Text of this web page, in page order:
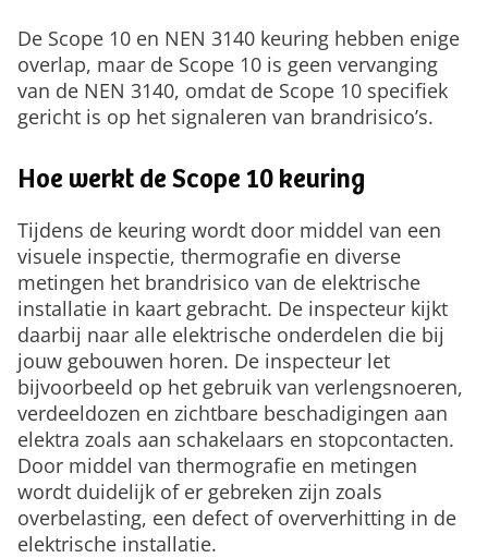
De Scope 10 en NEN 3140 keuring hebben enige
overlap, maar de Scope 10 is geen vervanging
van de NEN 3140, omdat de Scope 10 specifiek
gericht is op het signaleren van brandrisico’s.
Hoe werkt de Scope 10 keuring
Tijdens de keuring wordt door middel van een
visuele inspectie, thermografie en diverse
metingen het brandrisico van de elektrische
installatie in kaart gebracht. De inspecteur kijkt
daarbij naar alle elektrische onderdelen die bij
jouw gebouwen horen. De inspecteur let
bijvoorbeeld op het gebruik van verlengsnoeren,
verdeeldozen en zichtbare beschadigingen aan
elektra zoals aan schakelaars en stopcontacten.
Door middel van thermografie en metingen
wordt duidelijk of er gebreken zijn zoals
overbelasting, een defect of oververhitting in de
elektrische installatie.